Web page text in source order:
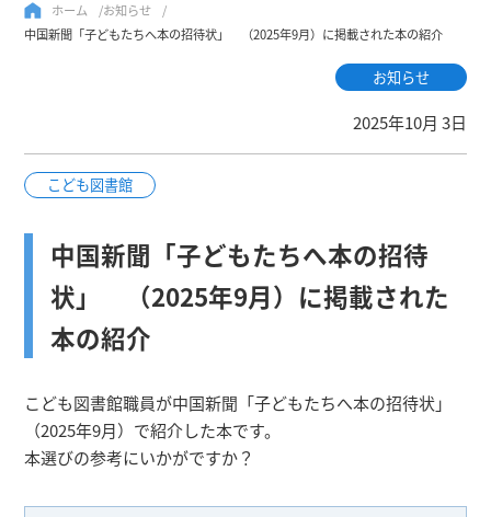
ホーム
お知らせ
中国新聞「子どもたちへ本の招待状」 （2025年9月）に掲載された本の紹介
お知らせ
2025年10月 3日
こども図書館
中国新聞「子どもたちへ本の招待
状」 （2025年9月）に掲載された
本の紹介
こども図書館職員が中国新聞「子どもたちへ本の招待状」
（2025年9月）で紹介した本です。
本選びの参考にいかがですか？